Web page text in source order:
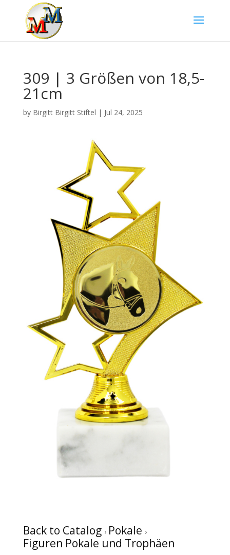
309 | 3 Größen von 18,5-
21cm
by Birgitt Birgitt Stiftel | Jul 24, 2025
Back to Catalog Pokale
Figuren Pokale und Trophäen